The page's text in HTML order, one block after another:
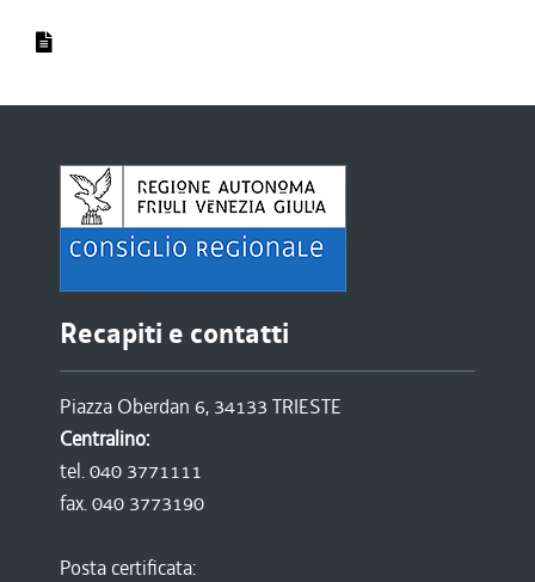
Recapiti e contatti
Piazza Oberdan 6, 34133 TRIESTE
Centralino:
tel. 040 3771111
fax. 040 3773190
Posta certificata: